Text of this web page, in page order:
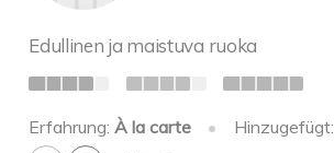
Edullinen ja maistuva ruoka
Erfahrung:À la carte • Hinzugefügt: